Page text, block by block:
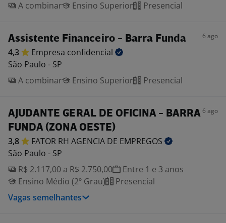
A combinar
Ensino Superior Presencial
Assistente Financeiro - Barra Funda 6 ago
4,3 Empresa confidencial
São Paulo - SP
A combinar
Ensino Superior Presencial
AJUDANTE GERAL DE OFICINA - BARRA
FUNDA (ZONA OESTE)
6 ago
3,8 FATOR RH AGENCIA DE EMPREGOS
São Paulo - SP
R$ 2.117,00 a R$ 2.750,00
Entre 1 e 3 anos
Ensino Médio (2º Grau)
Presencial
Vagas semelhantes